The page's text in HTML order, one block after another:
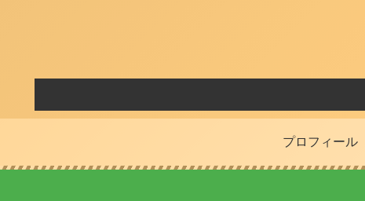
プロフィール